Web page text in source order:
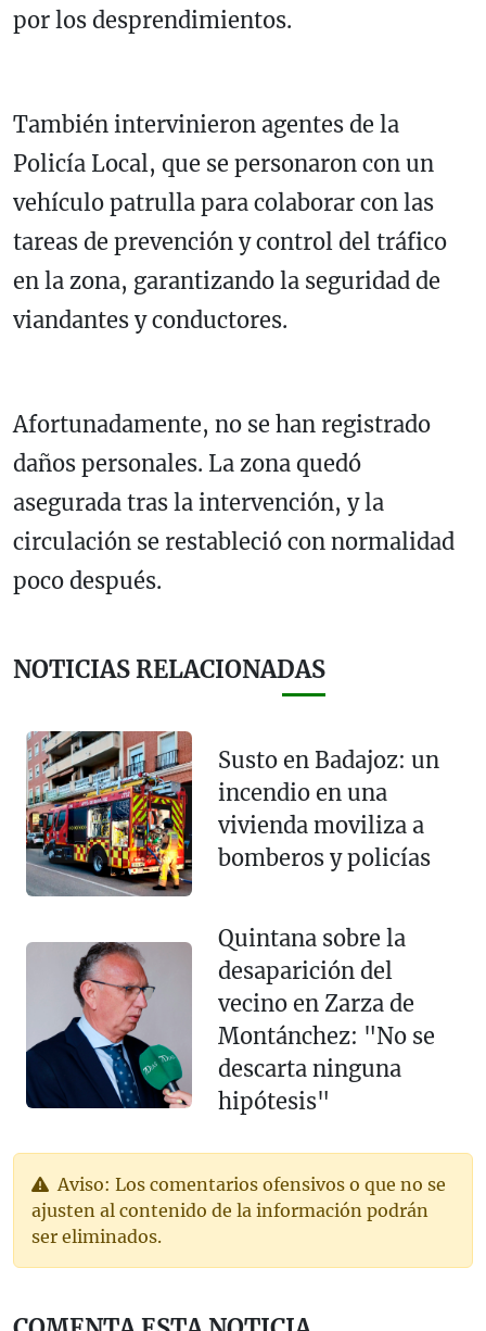
por los desprendimientos.
También intervinieron agentes de la
Policía Local, que se personaron con un
vehículo patrulla para colaborar con las
tareas de prevención y control del tráfico
en la zona, garantizando la seguridad de
viandantes y conductores.
Afortunadamente, no se han registrado
daños personales. La zona quedó
asegurada tras la intervención, y la
circulación se restableció con normalidad
poco después.
NOTICIAS RELACIONADAS
Susto en Badajoz: un
incendio en una
vivienda moviliza a
bomberos y policías
Quintana sobre la
desaparición del
vecino en Zarza de
Montánchez: "No se
descarta ninguna
hipótesis"
Aviso: Los comentarios ofensivos o que no se
ajusten al contenido de la información podrán
ser eliminados.